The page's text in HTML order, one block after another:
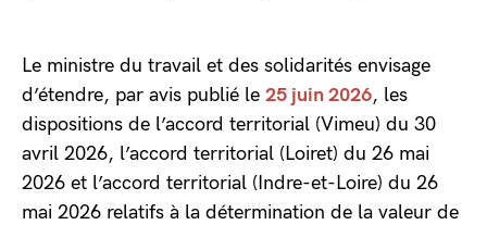
Le ministre du travail et des solidarités envisage
d’étendre, par avis publié le 25 juin 2026, les
dispositions de l’accord territorial (Vimeu) du 30
avril 2026, l’accord territorial (Loiret) du 26 mai
2026 et l’accord territorial (Indre-et-Loire) du 26
mai 2026 relatifs à la détermination de la valeur de